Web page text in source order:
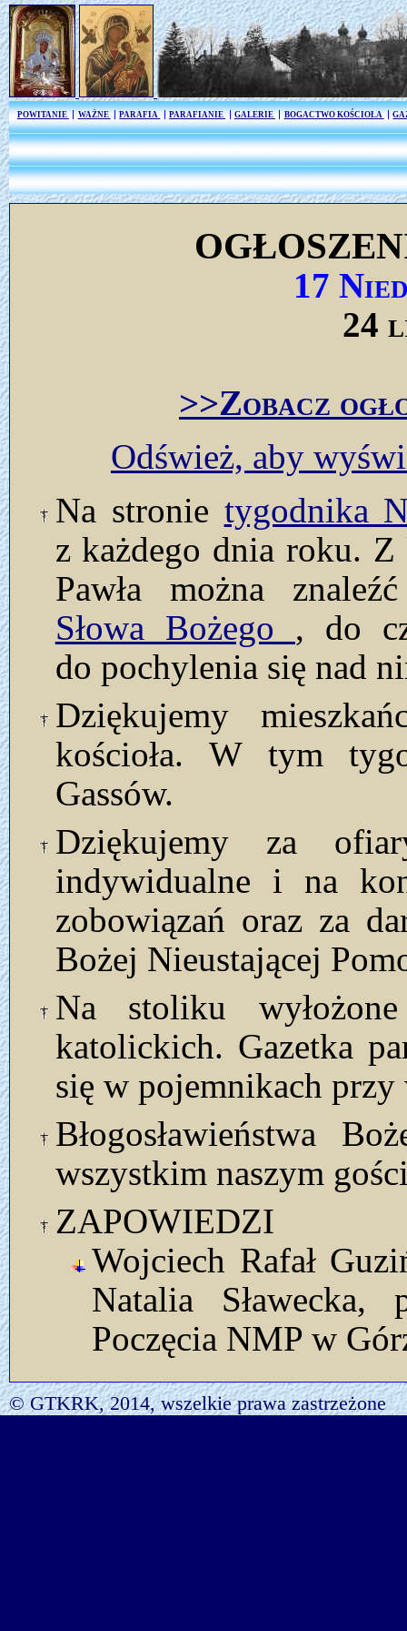
POWITANIE WAŻNE PARAFIA PARAFIANIE GALERIE BOGACTWO KOŚCIOŁA
17
24
>>Zobacz
Odśwież, aby
Na stronie tygodnika
z każdego dnia roku. Z
Pawła można
Słowa Bożego , do
do pochylenia się nad
Dziękujemy
kościoła. W tym
Gassów.
Dziękujemy za
indywidualne i na
zobowiązań oraz za
Bożej Nieustającej
Na stoliku
katolickich. Gazetka
się w pojemnikach przy
Błogosławieństwa
wszystkim naszym
ZAPOWIEDZI
Wojciech Rafał
Natalia Sławecka,
Poczęcia NMP w
© GTKRK, 2014, wszelkie prawa zastrzeżone